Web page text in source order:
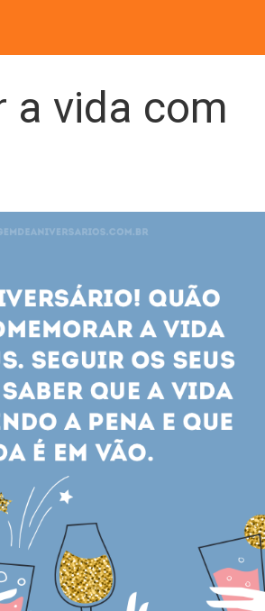
a vida com